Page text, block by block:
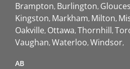
Brampton Burlington
Kingston Markham Milton
Oakville Ottawa Thornhill
Vaughan Waterloo Windsor
AB